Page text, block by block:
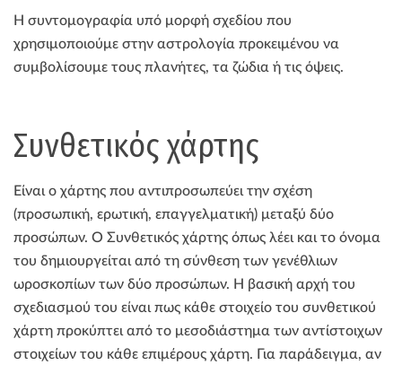
Η συντομογραφία υπό μορφή σχεδίου που
χρησιμοποιούμε στην αστρολογία προκειμένου να
συμβολίσουμε τους πλανήτες, τα ζώδια ή τις όψεις.
Συνθετικός χάρτης
Είναι ο χάρτης που αντιπροσωπεύει την σχέση
(προσωπική, ερωτική, επαγγελματική) μεταξύ δύο
προσώπων. Ο Συνθετικός χάρτης όπως λέει και το όνομα
του δημιουργείται από τη σύνθεση των γενέθλιων
ωροσκοπίων των δύο προσώπων. Η βασική αρχή του
σχεδιασμού του είναι πως κάθε στοιχείο του συνθετικού
χάρτη προκύπτει από το μεσοδιάστημα των αντίστοιχων
στοιχείων του κάθε επιμέρους χάρτη. Για παράδειγμα, αν